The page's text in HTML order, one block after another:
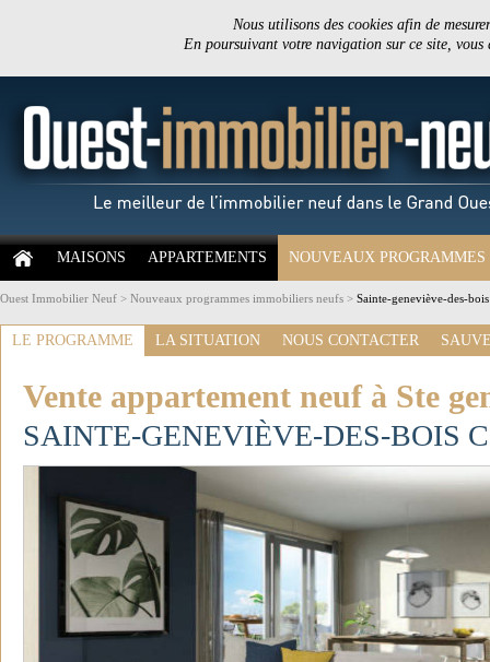
Nous utilisons des cookies afin de
En poursuivant votre navigation sur ce site,
MAISONS APPARTEMENTS NOUVEAUX PROGRAMMES
Ouest Immobilier Neuf > Nouveaux programmes immobiliers neufs > Sainte-geneviève-des-
LE PROGRAMME LA SITUATION NOUS CONTACTER
Vente appartement neuf à Ste
SAINTE-GENEVIÈVE-DES-BOIS